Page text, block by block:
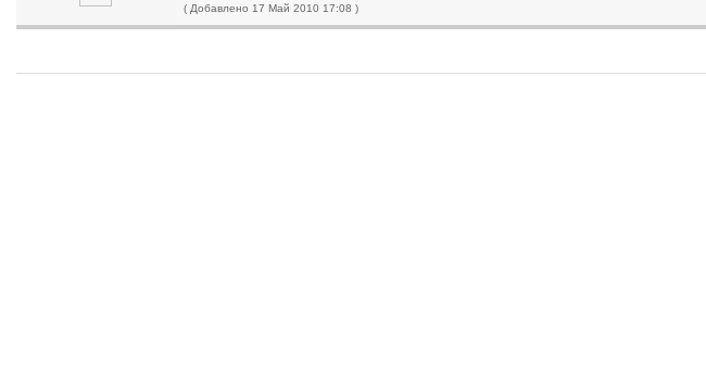
( Добавлено 17 Май 2010 17:08 )